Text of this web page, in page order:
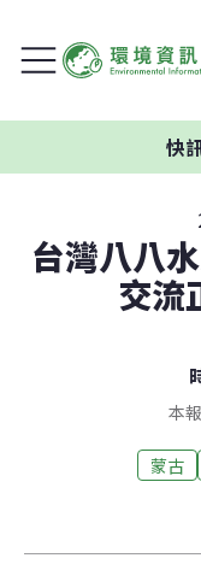
快訊
台灣八八
交流
本
蒙古